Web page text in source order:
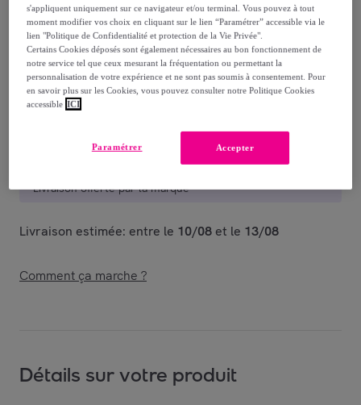
voir les conditions.
Vendu parHappy Garden
Livraison
Livraison offerte par la marque
Livraison estimée: entre le 10/08 et le 13/08
Comment ça marche ?
Détails sur votre produit
s'appliquent uniquement sur ce navigateur et/ou terminal. Vous pouvez à tout
moment modifier vos choix en cliquant sur le lien “Paramétrer” accessible via le
lien "Politique de Confidentialité et protection de la Vie Privée".
Certains Cookies déposés sont également nécessaires au bon fonctionnement de
notre service tel que ceux mesurant la fréquentation ou permettant la
personnalisation de votre expérience et ne sont pas soumis à consentement. Pour
en savoir plus sur les Cookies, vous pouvez consulter notre Politique Cookies
accessible ICI
Accepter
Paramétrer